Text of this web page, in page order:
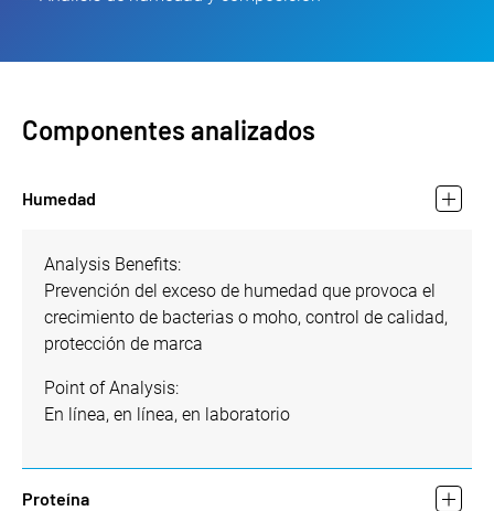
Componentes analizados
Humedad
Analysis Benefits:
Prevención del exceso de humedad que provoca el
crecimiento de bacterias o moho, control de calidad,
protección de marca
Point of Analysis:
En línea, en línea, en laboratorio
Proteína